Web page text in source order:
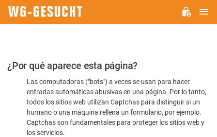
Por
favor,
confirme
humano
¿Por qué aparece esta página?
Las computadoras ("bots") a veces se usan para hacer
entradas automáticas abusivas en una página. Por lo tanto,
todos los sitios web utilizan Captchas para distinguir si un
humano o una máquina rellena un formulario, por ejemplo.
Captchas son fundamentales para proteger los sitios web y
los servicios.